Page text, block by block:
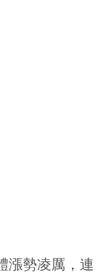
漲勢凌厲，連